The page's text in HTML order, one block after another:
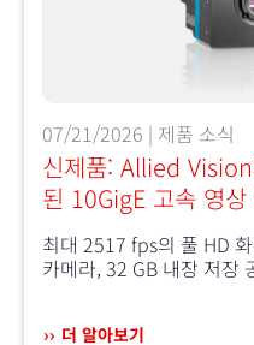
07/21/2026 | 제품 소식
신제품: Allied
된 10GigE 고속 영
최대 2517 fps의 풀 HD
카메라, 32 GB 내장 저장
더 알아보기